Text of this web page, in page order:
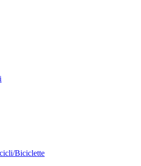
Biciclette